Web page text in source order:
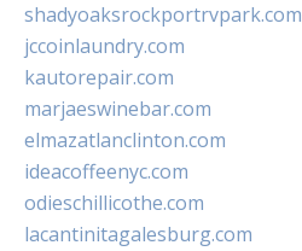
shadyoaksrockportrvpark.com
jccoinlaundry.com
kautorepair.com
marjaeswinebar.com
elmazatlanclinton.com
ideacoffeenyc.com
odieschillicothe.com
lacantinitagalesburg.com